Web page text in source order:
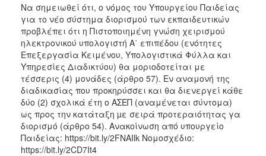
ΔΗΜΟΣ
ΠΟΛΙΤΙΣΜΟΣ
ΑΝΘΕΚΤΙΚΗ
ΠΟΛΗ
Να σημειωθεί ότι, ο νόμος του Υπουργείου Παιδείας
για το νέο σύστημα διορισμού των εκπαιδευτικών
προβλέπει ότι η Πιστοποιημένη γνώση χειρισμού
ηλεκτρονικού υπολογιστή Α΄ επιπέδου (ενότητες
Επεξεργασία Κειμένου, Υπολογιστικά Φύλλα και
Υπηρεσίες Διαδικτύου) θα μοριοδοτείται με
τέσσερις (4) μονάδες (άρθρο 57). Εν αναμονή της
διαδικασίας που προκηρύσσει και θα διενεργεί κάθε
δύο (2) σχολικά έτη ο ΑΣΕΠ (αναμένεται σύντομα)
ως προς την κατάταξη µε σειρά προτεραιότητας γα
διορισμό (άρθρο 54). Ανακοίνωση από υπουργείο
Παιδείας: https://bit.ly/2FNAIlk Noμοσχέδιο:
https://bit.ly/2CD7It4